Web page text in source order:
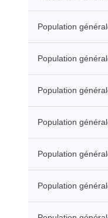
Population
Population
Population
Population
Population
Population